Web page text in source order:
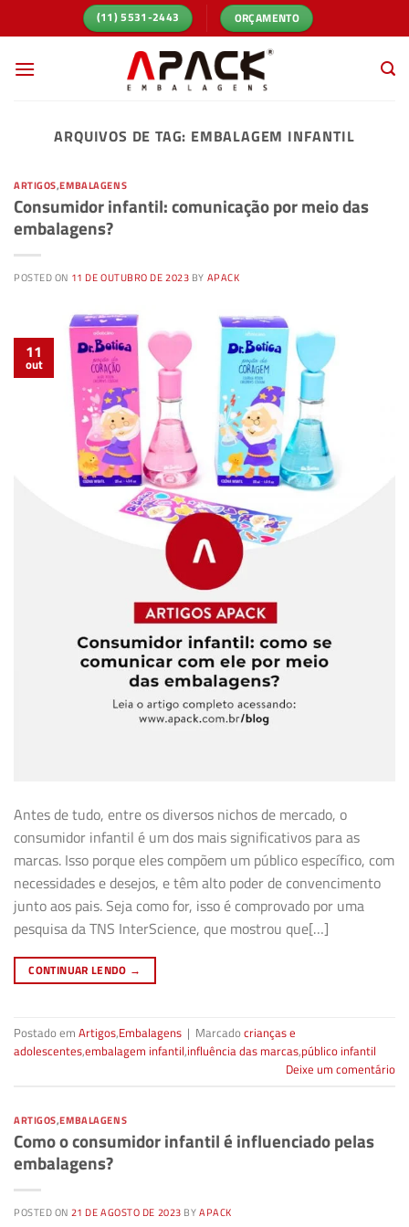
to
(11) 5531-2443 ORÇAMENTO
ARQUIVOS DE TAG: EMBALAGEM INFANTIL
ARTIGOS,EMBALAGENS
Consumidor infantil: comunicação por meio das
embalagens?
POSTED ON 11 DE OUTUBRO DE 2023 BY APACK
11
out
Antes de tudo, entre os diversos nichos de mercado, o
consumidor infantil é um dos mais significativos para as
marcas. Isso porque eles compõem um público específico, com
necessidades e desejos, e têm alto poder de convencimento
junto aos pais. Seja como for, isso é comprovado por uma
pesquisa da TNS InterScience, que mostrou que[…]
CONTINUAR LENDO →
Postado em Artigos,Embalagens | Marcadocrianças e
adolescentes,embalagem infantil,influência das marcas,público infantil
Deixe um comentário
ARTIGOS,EMBALAGENS
Como o consumidor infantil é influenciado pelas
embalagens?
POSTED ON 21 DE AGOSTO DE 2023 BYAPACK